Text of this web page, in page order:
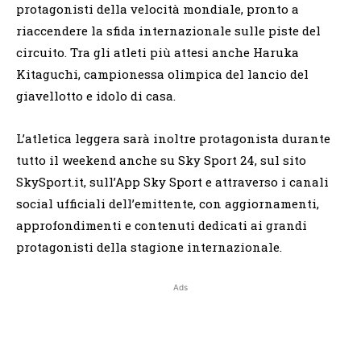
protagonisti della velocità mondiale, pronto a
riaccendere la sfida internazionale sulle piste del
circuito. Tra gli atleti più attesi anche Haruka
Kitaguchi, campionessa olimpica del lancio del
giavellotto e idolo di casa.
L’atletica leggera sarà inoltre protagonista durante
tutto il weekend anche su Sky Sport 24, sul sito
SkySport.it, sull’App Sky Sport e attraverso i canali
social ufficiali dell’emittente, con aggiornamenti,
approfondimenti e contenuti dedicati ai grandi
protagonisti della stagione internazionale.
Ads